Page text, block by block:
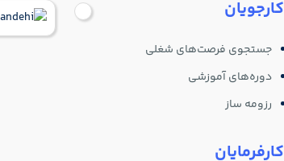
کارجویان
جستجوی فرصت‌های شغلی
دوره‌های آموزشی
رزومه ساز
کارفرمایان